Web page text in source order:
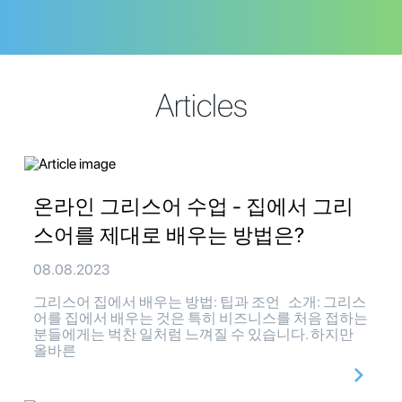
Articles
온라인 그리스어 수업 - 집에서 그리
스어를 제대로 배우는 방법은?
08.08.2023
그리스어 집에서 배우는 방법: 팁과 조언 소개: 그리스
어를 집에서 배우는 것은 특히 비즈니스를 처음 접하는
분들에게는 벅찬 일처럼 느껴질 수 있습니다. 하지만
올바른